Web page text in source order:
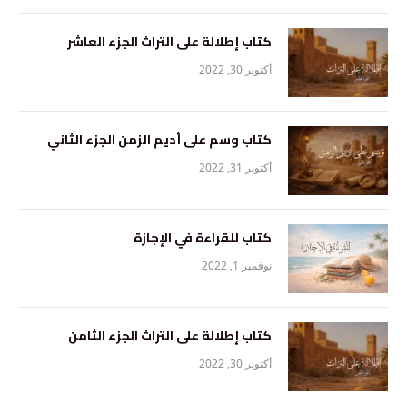
كتاب إطلالة على التراث الجزء العاشر
أكتوبر 30, 2022
كتاب وسم على أديم الزمن الجزء الثاني
أكتوبر 31, 2022
كتاب للقراءة في الإجازة
نوفمبر 1, 2022
كتاب إطلالة على التراث الجزء الثامن
أكتوبر 30, 2022